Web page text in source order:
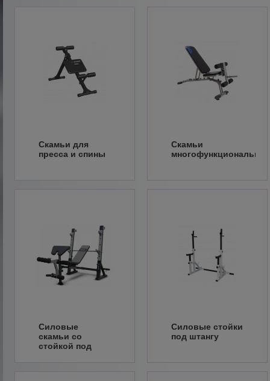
Скамьи для
пресса и спины
Скамьи
Силовые
скамьи со
стойкой под
Силовые стойки
под штангу